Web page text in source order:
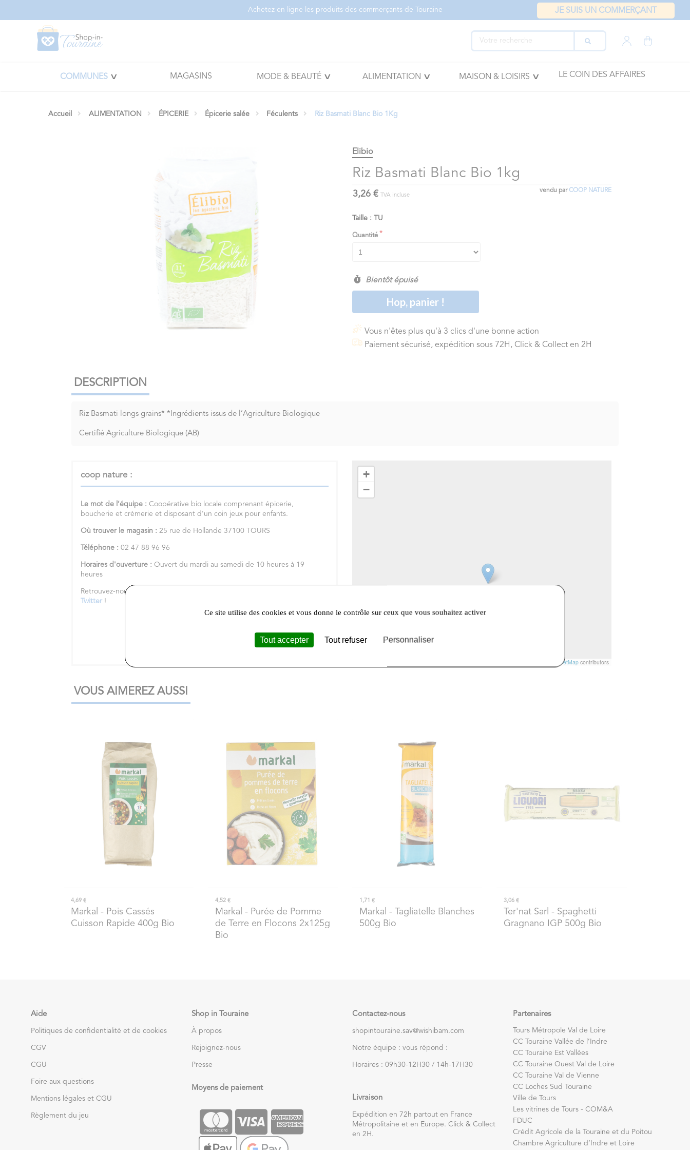
Achetez en ligne les produits des commerçants de Touraine JE SUIS UN COMMERÇANT
COMMUNES MAGASINS MODE & BEAUTÉ ALIMENTATION MAISON & LOISIRS LE COIN DES AFFAIRES
Accueil ALIMENTATION ÉPICERIE Épicerie salée Féculents Riz Basmati Blanc Bio 1Kg
Elibio
Riz Basmati Blanc Bio 1kg
vendu parCOOP NATURE
3,26 € TVA incluse
Taille : TU
Quantité
Bientôt épuisé
Hop, panier !
Vous n'êtes plus qu'à 3 clics d'une bonne action
Paiement sécurisé, expédition sous 72H, Click & Collect en 2H
DESCRIPTION
Riz Basmati longs grains* *Ingrédients issus de l’Agriculture Biologique
Certifié Agriculture Biologique (AB)
coop nature :
Le mot de l’équipe :Coopérative bio locale comprenant épicerie,
boucherie et crèmerie et disposant d'un coin jeux pour enfants.
Où trouver le magasin :25 rue de Hollande 37100 TOURS
Téléphone :02 47 88 96 96
Horaires d'ouverture :Ouvert du mardi au samedi de 10 heures à 19
heures
Retrouvez-nous sur notre
Twitter !
+
−
OpenStreetMapcontributors
VOUS AIMEREZ AUSSI
4,69 €
Markal - Pois Cassés
Cuisson Rapide 400g Bio
4,52 €
Markal - Purée de Pomme
de Terre en Flocons 2x125g
Bio
1,71 €
Markal - Tagliatelle Blanches
500g Bio
3,06 €
Ter'nat Sarl - Spaghetti
Gragnano IGP 500g Bio
Aide
Politiques de confidentialité et de cookies
CGV
CGU
Foire aux questions
Mentions légales et CGU
Règlement du jeu
Shop in Touraine
À propos
Rejoignez-nous
Presse
Moyens de paiement
Contactez-nous
shopintouraine.sav@wishibam.com
Notre équipe : vous répond :
Horaires : 09h30-12H30 / 14h-17H30
Livraison
Expédition en 72h partout en France
Métropolitaine et en Europe. Click & Collect
en 2H.
Partenaires
Tours Métropole Val de Loire
CC Touraine Vallée de l’Indre
CC Touraine Est Vallées
CC Touraine Ouest Val de Loire
CC Touraine Val de Vienne
CC Loches Sud Touraine
Ville de Tours
Les vitrines de Tours - COM&A
FDUC
Crédit Agricole de la Touraine et du Poitou
Chambre Agriculture d’Indre et Loire
Ce site utilise des cookies et vous donne le contrôle sur ceux que vous souhaitez activer
Tout accepter Tout refuser Personnaliser